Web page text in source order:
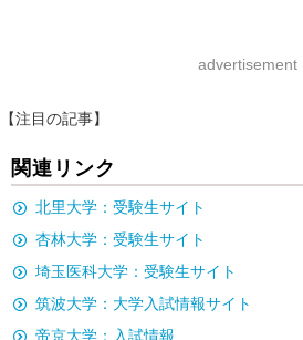
advertisement
【注目の記事】
関連リンク
北里大学：受験生サイト
杏林大学：受験生サイト
埼玉医科大学：受験生サイト
筑波大学：大学入試情報サイト
帝京大学：入試情報